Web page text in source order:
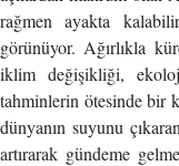
rağmen ayakta
görünüyor. Ağırlıkla
iklim değişikliği,
tahminlerin ötesinde bir
dünyanın suyunu
artırarak gündeme